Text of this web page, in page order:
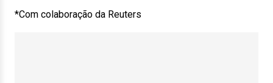
*Com colaboração da Reuters